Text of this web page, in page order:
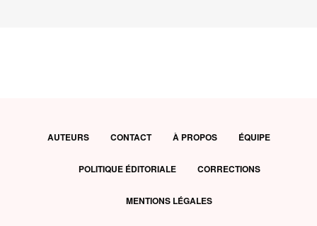
AUTEURS CONTACT À PROPOS ÉQUIPE
POLITIQUE ÉDITORIALE CORRECTIONS
MENTIONS LÉGALES